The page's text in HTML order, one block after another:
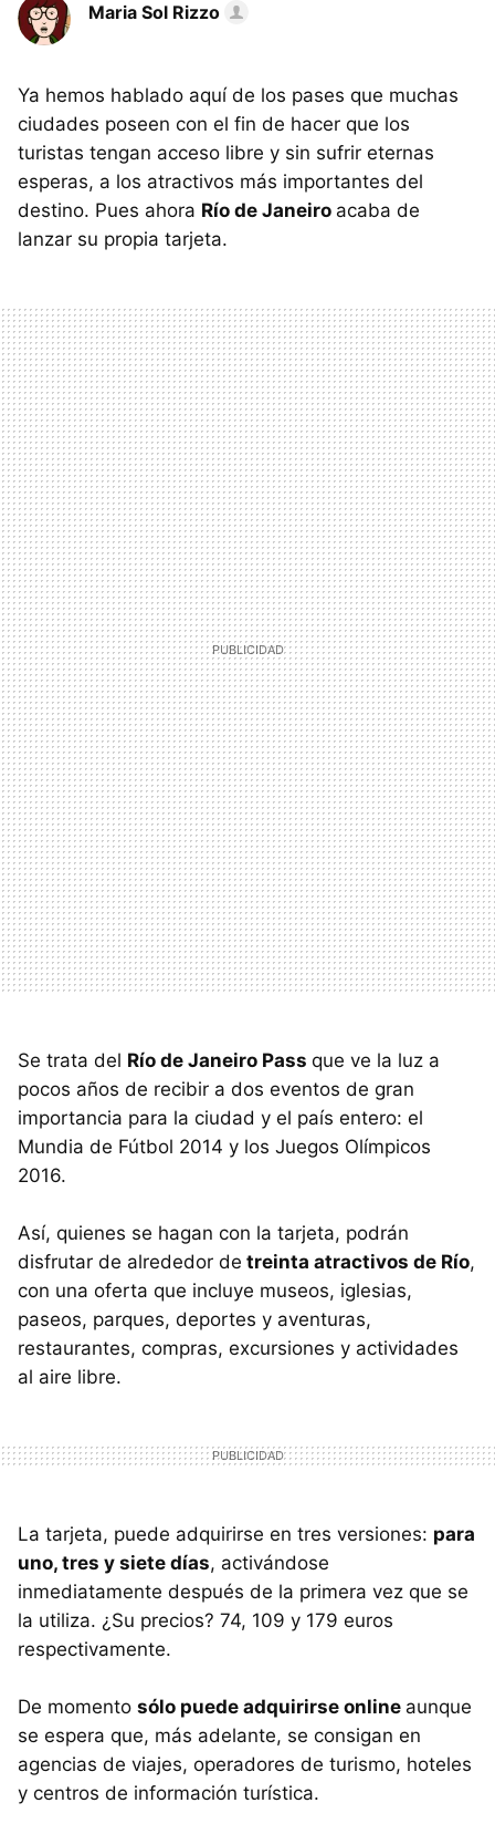
Maria Sol Rizzo
Ya hemos hablado aquí de los pases que muchas
ciudades poseen con el fin de hacer que los
turistas tengan acceso libre y sin sufrir eternas
esperas, a los atractivos más importantes del
destino. Pues ahora Río de Janeiro acaba de
lanzar su propia tarjeta.
Se trata del Río de Janeiro Pass que ve la luz a
pocos años de recibir a dos eventos de gran
importancia para la ciudad y el país entero: el
Mundia de Fútbol 2014 y los Juegos Olímpicos
2016.
Así, quienes se hagan con la tarjeta, podrán
disfrutar de alrededor de treinta atractivos de Río,
con una oferta que incluye museos, iglesias,
paseos, parques, deportes y aventuras,
restaurantes, compras, excursiones y actividades
al aire libre.
La tarjeta, puede adquirirse en tres versiones: para
uno, tres y siete días, activándose
inmediatamente después de la primera vez que se
la utiliza. ¿Su precios? 74, 109 y 179 euros
respectivamente.
De momento sólo puede adquirirse online aunque
se espera que, más adelante, se consigan en
agencias de viajes, operadores de turismo, hoteles
y centros de información turística.